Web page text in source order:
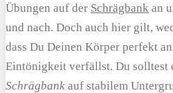
Übungen auf der Schrägbank an
und nach. Doch auch hier gilt,
dass Du Deinen Körper perfekt
Eintönigkeit verfällst. Du solltest
Schrägbank auf stabilem